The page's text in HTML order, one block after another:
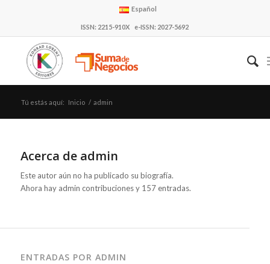
Español
ISSN: 2215-910X e-ISSN: 2027-5692
Tú estás aquí: Inicio / admin
Acerca de admin
Este autor aún no ha publicado su biografía.
Ahora hay admin contribuciones y 157 entradas.
ENTRADAS POR ADMIN